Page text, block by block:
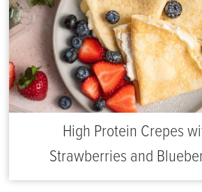
High Protein Crepes
Strawberries and